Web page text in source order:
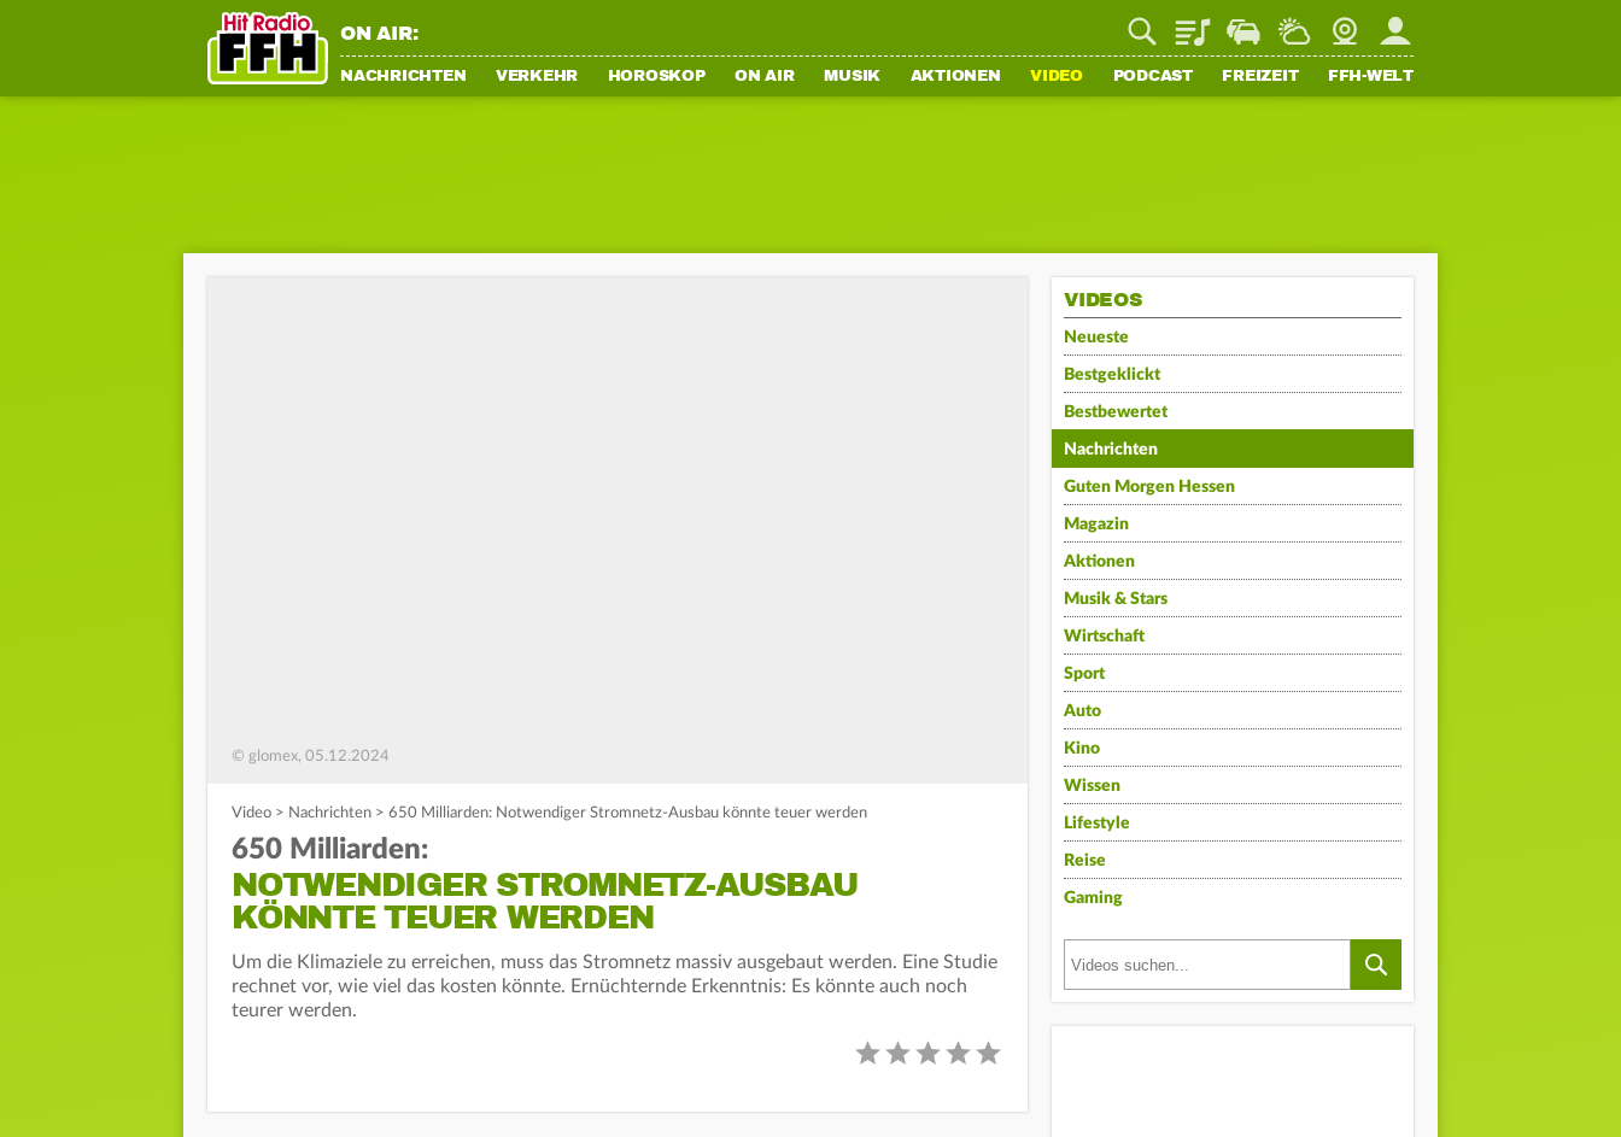
ON AIR: PlaylistStaupilotWetterWebcamMein FFH
NACHRICHTEN VERKEHR HOROSKOP ON AIR MUSIK AKTIONEN VIDEO PODCAST FREIZEIT FFH-WELT
© glomex, 05.12.2024
Video > Nachrichten > 650 Milliarden: Notwendiger Stromnetz-Ausbau könnte teuer werden
650 Milliarden:
NOTWENDIGER STROMNETZ-AUSBAU
KÖNNTE TEUER WERDEN
Um die Klimaziele zu erreichen, muss das Stromnetz massiv ausgebaut werden. Eine Studie
rechnet vor, wie viel das kosten könnte. Ernüchternde Erkenntnis: Es könnte auch noch
teurer werden.
VIDEOS
Neueste
Bestgeklickt
Bestbewertet
Nachrichten
Guten Morgen Hessen
Magazin
Aktionen
Musik & Stars
Wirtschaft
Sport
Auto
Kino
Wissen
Lifestyle
Reise
Gaming